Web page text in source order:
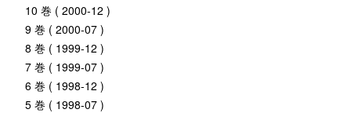
10 巻 ( 2000-12 )
9 巻 ( 2000-07 )
8 巻 ( 1999-12 )
7 巻 ( 1999-07 )
6 巻 ( 1998-12 )
5 巻 ( 1998-07 )